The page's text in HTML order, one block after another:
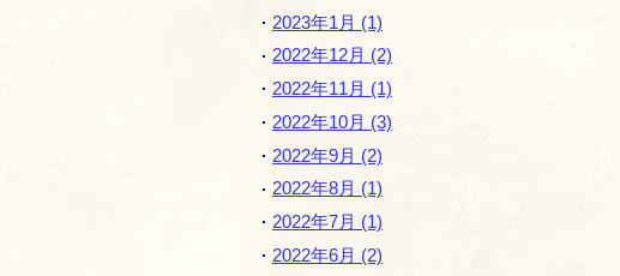
2023年1月 (1)
2022年12月 (2)
2022年11月 (1)
2022年10月 (3)
2022年9月 (2)
2022年8月 (1)
2022年7月 (1)
2022年6月 (2)